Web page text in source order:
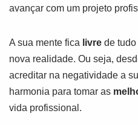
avançar com um projeto
A sua mente fica livre de
nova realidade. Ou seja,
acreditar na negatividade a
harmonia para tomar as
vida profissional.